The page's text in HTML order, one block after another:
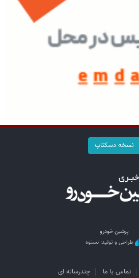
نسخه دسکتاپ
پرشین خودرو
طراحی و تولید: نستوه
تماس با ما چندرسانه ای